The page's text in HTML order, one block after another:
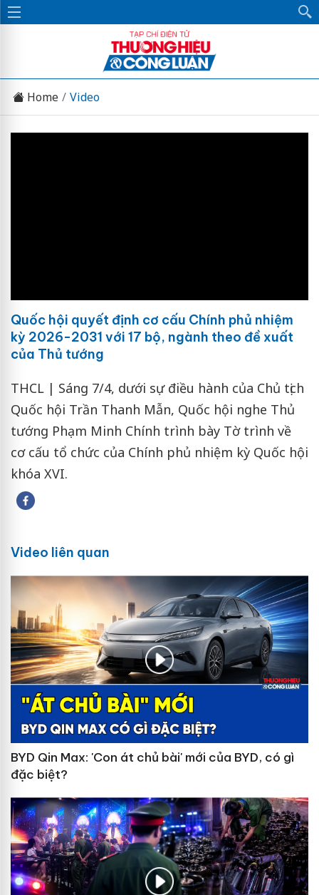
Home Video
Quốc hội quyết định cơ cấu Chính phủ nhiệm
kỳ 2026-2031 với 17 bộ, ngành theo đề xuất
của Thủ tướng
THCL | Sáng 7/4, dưới sự điều hành của Chủ tịch
Quốc hội Trần Thanh Mẫn, Quốc hội nghe Thủ
tướng Phạm Minh Chính trình bày Tờ trình về
cơ cấu tổ chức của Chính phủ nhiệm kỳ Quốc hội
khóa XVI.
Video liên quan
BYD Qin Max: 'Con át chủ bài' mới của BYD, có gì
đặc biệt?